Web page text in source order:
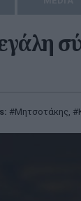
Μητσοτάκης,